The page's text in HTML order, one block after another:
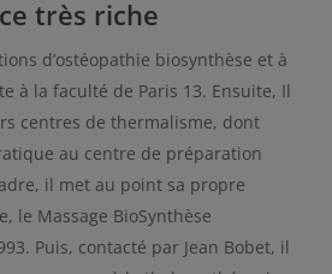
très riche
d’ostéopathie biosynthèse et à
à la faculté de Paris 13. Ensuite, Il
centres de thermalisme, dont
au centre de préparation
il met au point sa propre
le Massage BioSynthèse
Puis, contacté par Jean Bobet, il